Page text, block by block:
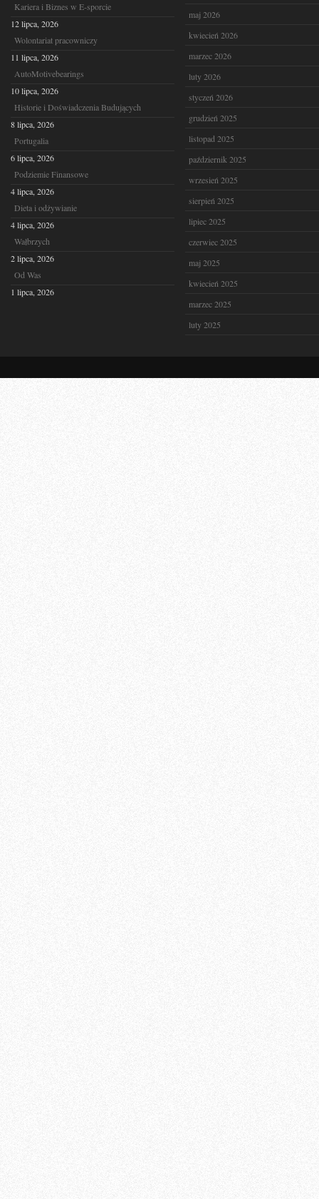
Kariera i Biznes w E-sporcie
12 lipca, 2026
Wolontariat pracowniczy
11 lipca, 2026
AutoMotivebearings
10 lipca, 2026
Historie i Doświadczenia Budujących
8 lipca, 2026
Portugalia
6 lipca, 2026
Podziemie Finansowe
4 lipca, 2026
Dieta i odżywianie
4 lipca, 2026
Wałbrzych
2 lipca, 2026
Od Was
1 lipca, 2026
maj 2026
kwiecień 2026
marzec 2026
luty 2026
styczeń 2026
grudzień 2025
listopad 2025
październik 2025
wrzesień 2025
sierpień 2025
lipiec 2025
czerwiec 2025
maj 2025
kwiecień 2025
marzec 2025
luty 2025